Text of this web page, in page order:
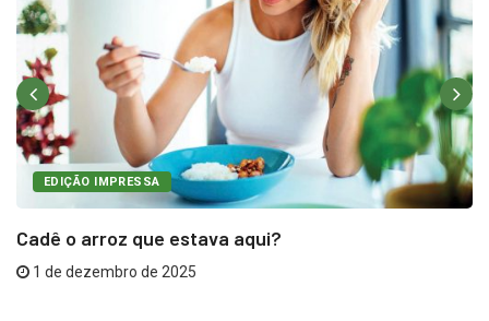
EDIÇÃO IMPRESSA
Cadê o arroz que estava aqui?
1 de dezembro de 2025